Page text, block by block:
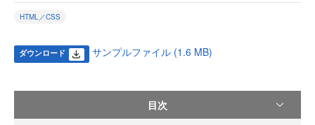
HTML／CSS
ダウンロード サンプルファイル (1.6 MB)
目次